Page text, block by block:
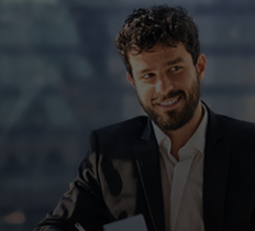
Pre inovátorov
Novinky a trendy